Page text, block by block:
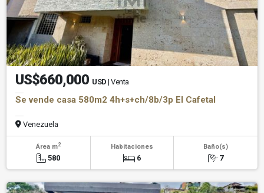
US$660,000 USD | Venta
Se vende casa 580m2 4h+s+ch/8b/3p El Cafetal
Venezuela
Área m2
580
Habitaciones
6
Baño(s)
7